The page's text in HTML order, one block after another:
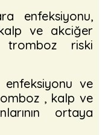
enfeksiyonu,
ve akciğer
tromboz riski
ve
, kalp ve
ortaya